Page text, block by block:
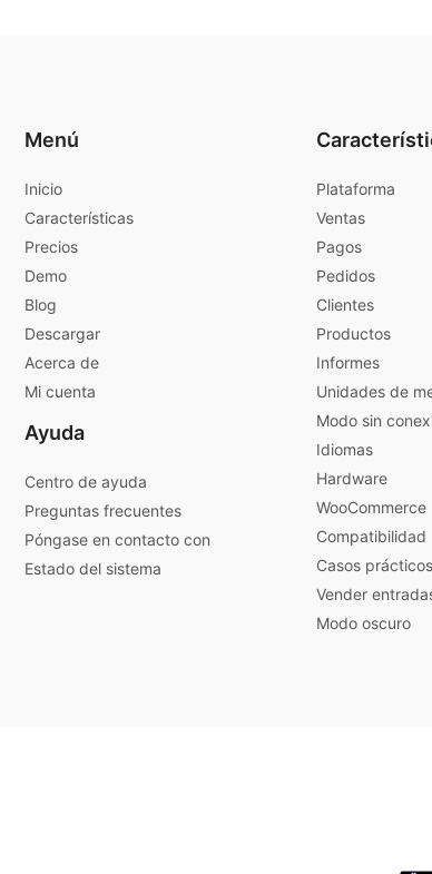
Menú
Inicio
Características
Precios
Demo
Blog
Descargar
Acerca de
Mi cuenta
Ayuda
Centro de ayuda
Preguntas frecuentes
Póngase en contacto con
Estado del sistema
Plataforma
Ventas
Pagos
Pedidos
Clientes
Productos
Informes
Unidades de
Modo sin
Idiomas
Hardware
WooCommerce
Compatibilidad
Casos prácticos
Vender
Modo oscuro